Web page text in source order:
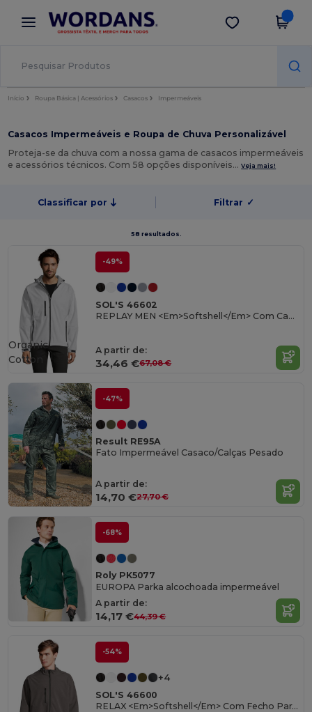
× App Wordans
Melhores preços na app!
Obter app
Início Roupa Básica | Acessórios Casacos Impermeáveis
Casacos Impermeáveis e Roupa de Chuva Personalizável
Proteja-se da chuva com a nossa gama de casacos impermeáveis
e acessórios técnicos. Com 58 opções disponíveis…Veja mais!
Classificar por Filtrar ✓
58 resultados.
-49%
SOL'S 46602
REPLAY MEN <Em>Softshell</Em> Com Capuz Para Homem
A partir de:
34,46 €67,08 €
Organic
Cotton
-47%
Result RE95A
Fato Impermeável Casaco/Calças Pesado
A partir de:
14,70 €27,70 €
-68%
Roly PK5077
EUROPA Parka alcochoada impermeável
A partir de:
14,17 €44,39 €
-54%
+4
SOL'S 46600
RELAX <Em>Softshell</Em> Com Fecho Para Homem